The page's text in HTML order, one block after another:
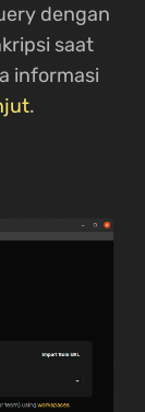
dengan
saat
informasi
.